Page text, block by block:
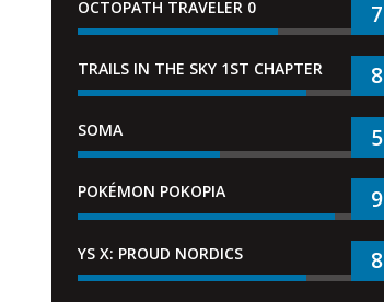
OCTOPATH TRAVELER 0 7
TRAILS IN THE SKY 1ST CHAPTER 8
SOMA 5
POKÉMON POKOPIA 9
YS X: PROUD NORDICS 8